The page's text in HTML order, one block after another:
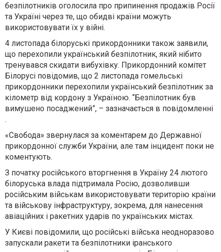
безпілотників оголосила про припинення продажів Росії
та Україні через те, що обидві країни можуть
використовувати їх у війні.
4 листопада білоруські прикордонники також заявили,
що перехопили український безпілотник, який нібито
тренувався скидати вибухівку. Прикордонний комітет
Білорусі повідомив, що 2 листопада гомельські
прикордонники перехопили український безпілотник за
кілометр від кордону з Україною. “Безпілотник був
вимушено посаджений”, – зазначається в повідомленні
.
«Свобода» звернулася за коментарем до Державної
прикордонної служби України, але там інцидент поки не
коментують.
З початку російського вторгнення в Україну 24 лютого
білоруська влада підтримала Росію, дозволивши
російським військам використовувати територію країни
та військову інфраструктуру, зокрема, для нанесення
авіаційних і ракетних ударів по українських містах.
У Києві повідомили, що російські війська неодноразово
запускали ракети та безпілотники іранського